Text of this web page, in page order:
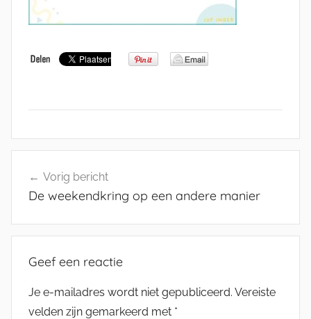
navigatie
Vorig bericht
De weekendkring op een andere manier
Geef een reactie
Je e-mailadres wordt niet gepubliceerd. Vereiste
velden zijn gemarkeerd met *